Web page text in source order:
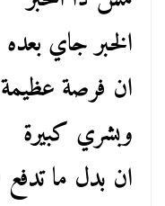
الخبر جاي بعده
ان فرصة عظيمة
وبشري كبيرة